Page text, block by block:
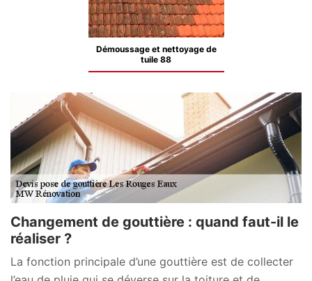
Démoussage et nettoyage de
tuile 88
Changement de gouttière : quand faut-il le
réaliser ?
La fonction principale d’une gouttière est de collecter